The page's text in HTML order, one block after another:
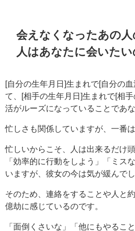
会えなくなったあの
人はあなたに会いた
[自分の生年月日]生まれで[自分の血
て、[相手の生年月日]生まれで[相
活がルーズになっていることであ
忙しさも関係していますが、一番
忙しいからこそ、人は出来るだけ
「効率的に行動をしよう」「ミス
いますが、彼女の今は気が緩んで
そのため、連絡をすることや人と
億劫に感じているのです。
「面倒くさいな」「他にもやるこ